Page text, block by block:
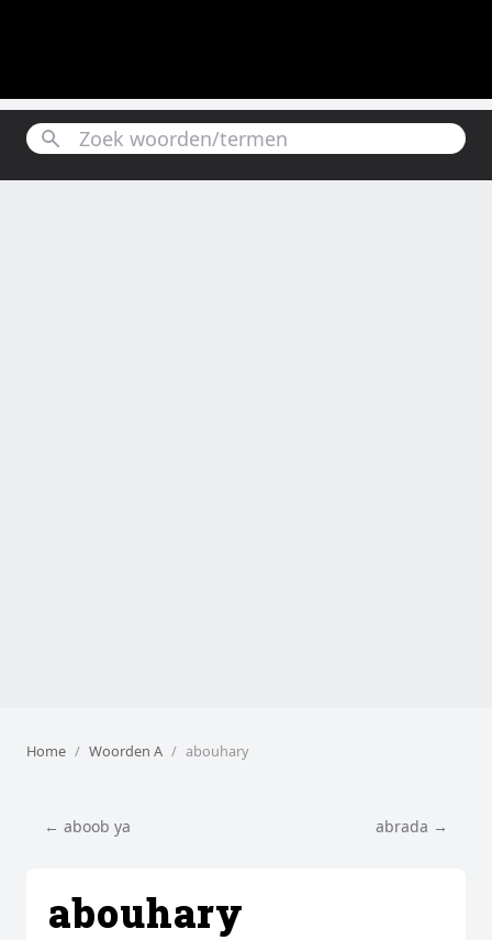
Home Woorden A abouhary
← aboob ya abrada →
abouhary